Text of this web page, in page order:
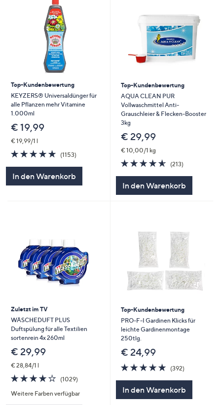
Top-Kundenbewertung
KEYZERS® Universaldünger für
alle Pflanzen mehr Vitamine
1.000ml
€ 19,99
€ 19,99/1 l
4.7
von
5
(1153)
In den Warenkorb
Top-Kundenbewertung
AQUA CLEAN PUR
Vollwaschmittel Anti-
Grauschleier & Flecken-Booster
3kg
€ 29,99
€ 10,00/1 kg
4.5
von
5
(213)
In den Warenkorb
Zuletzt im TV
WÄSCHEDUFT PLUS
Duftspülung für alle Textilien
sortenrein 4x 260ml
€ 29,99
€ 28,84/1 l
3.8
von
5
(1029)
Weitere Farben verfügbar
Top-Kundenbewertung
PRO-F-I Gardinen Klicks für
leichte Gardinenmontage
250tlg.
€ 24,99
4.7
von
5
(392)
In den Warenkorb